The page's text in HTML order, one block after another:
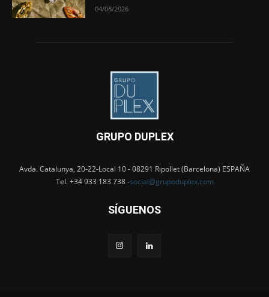
04/08/2026
GRUPO DUPLEX
Avda. Catalunya, 20-22-Local 10 - 08291 Ripollet (Barcelona) ESPAÑA
Tel. +34 933 183 738 -social@grupoduplex.com
SÍGUENOS